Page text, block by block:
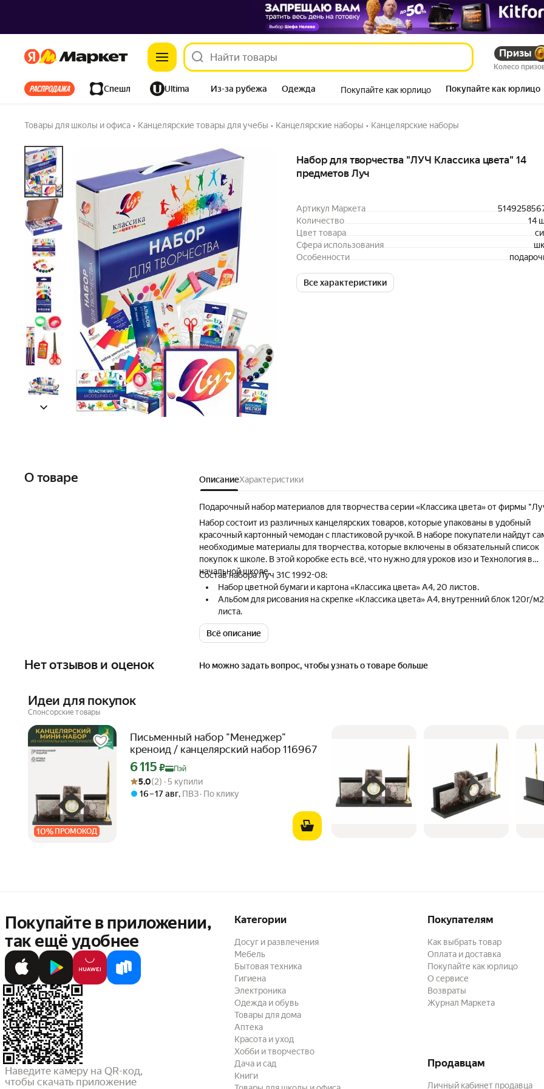
ЯндексЯндекс Призы
Колесо
Все хиты Спешл Ultima Из-за рубежа Одежда Покупайте как юрлицо Покупайте как юрлицо
Товары для школы и офиса • Канцелярские товары для учебы • Канцелярские наборы • Канцелярские наборы
Набор для творчества "ЛУЧ Классика цвета" 14
предметов Луч
Артикул Маркета
Количество
14
Цвет товара
Сфера использования
Особенности
Все характеристики
Набор для творчества "ЛУЧ Классика цвета" 14 предметов Луч
О товаре ОписаниеХарактеристики
Подарочный набор материалов для творчества серии «Классика цвета» от фирмы
Набор состоит из различных канцелярских товаров, которые упакованы в удобный
красочный картонный чемодан с пластиковой ручкой. В наборе покупатели найдут
необходимые материалы для творчества, которые включены в обязательный список
покупок к школе. В этой коробке есть всё, что нужно для уроков изо и Технология в
начальной школе.
Состав набора Луч 31С 1992-08:
Набор цветной бумаги и картона «Классика цвета» А4, 20 листов.
Альбом для рисования на скрепке «Классика цвета» А4, внутренний блок 120г/
листа.
Краски гуашевые «Классика цвета» 9 цветов.
Краски акварельные «Палитра» 12 цветов.
Пластилин восковой «Классика цвета» 16 цветов.
Стек (в пластилине).
Карандаши цветные шестигранные «Классика цвета» 12 цветов.
Набор из 3 кистей «Классика цвета».
Упаковка: подарочный чемодан из гофрированного картона с ручкой, габариты
Всё описание
Нет отзывов и оценок Но можно задать вопрос, чтобы узнать о товаре больше
Идеи для покупок
Спонсорские товары
10% ПРОМОКОД
Письменный набор "Менеджер"
креноид / канцелярский набор 116967
Цена с картой Яндекс Пэй 6115 ₽ вместо
6 115 ₽
Пэй
Рейтинг товара: 5.0 из 5
Оценок: (2) · 5 купили
5.0(2) · 5 купили
16 – 17 авг, ПВЗ По клику
Покупайте в приложении,
так ещё удобнее
Наведите камеру на QR-код,
чтобы скачать приложение
Категории
Досуг и развлечения
Мебель
Бытовая техника
Гигиена
Электроника
Одежда и обувь
Товары для дома
Аптека
Красота и уход
Хобби и творчество
Дача и сад
Книги
Покупателям
Как выбрать товар
Оплата и доставка
Покупайте как юрлицо
О сервисе
Возвраты
Журнал Маркета
Продавцам
Личный кабинет продавца